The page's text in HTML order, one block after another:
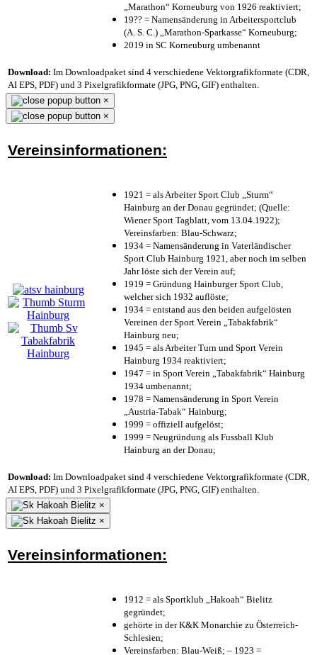
„Marathon“ Korneuburg von 1926 reaktiviert;
19?? = Namensänderung in Arbeitersportclub
(A. S. C.) „Marathon-Sparkasse“ Korneuburg;
2019 in SC Korneuburg umbenannt
Download: Im Downloadpaket sind 4 verschiedene Vektorgrafikformate (CDR,
AI EPS, PDF) und 3 Pixelgrafikformate (JPG, PNG, GIF) enthalten.
×
×
Vereinsinformationen:
1921 = als Arbeiter Sport Club „Sturm“
Hainburg an der Donau gegründet; (Quelle:
Wiener Sport Tagblatt, vom 13.04.1922);
Vereinsfarben: Blau-Schwarz;
1934 = Namensänderung in Vaterländischer
Sport Club Hainburg 1921, aber noch im selben
Jahr löste sich der Verein auf;
1919 = Gründung Hainburger Sport Club,
welcher sich 1932 auflöste;
1934 = entstand aus den beiden aufgelösten
Vereinen der Sport Verein „Tabakfabrik“
Hainburg neu;
1945 = als Arbeiter Turn und Sport Verein
Hainburg 1934 reaktiviert;
1947 = in Sport Verein „Tabakfabrik“ Hainburg
1934 umbenannt;
1978 = Namensänderung in Sport Verein
„Austria-Tabak“ Hainburg;
1999 = offiziell aufgelöst;
1999 = Neugründung als Fussball Klub
Hainburg an der Donau;
Download: Im Downloadpaket sind 4 verschiedene Vektorgrafikformate (CDR,
AI EPS, PDF) und 3 Pixelgrafikformate (JPG, PNG, GIF) enthalten.
×
×
Vereinsinformationen:
1912 = als Sportklub „Hakoah“ Bielitz
gegründet;
gehörte in der K&K Monarchie zu Österreich-
Schlesien;
Vereinsfarben: Blau-Weiß; – 1923 =